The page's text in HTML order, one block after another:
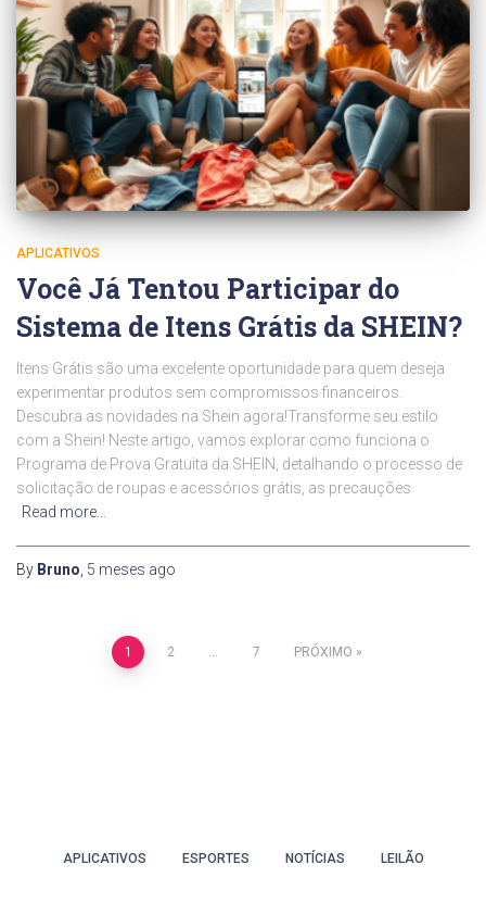
APLICATIVOS
Você Já Tentou Participar do
Sistema de Itens Grátis da SHEIN?
Itens Grátis são uma excelente oportunidade para quem deseja
experimentar produtos sem compromissos financeiros.
Descubra as novidades na Shein agora!Transforme seu estilo
com a Shein! Neste artigo, vamos explorar como funciona o
Programa de Prova Gratuita da SHEIN, detalhando o processo de
solicitação de roupas e acessórios grátis, as precauções
Read more…
By Bruno 5 meses ago
Paginação
1 2 7 PRÓXIMO
APLICATIVOS ESPORTES NOTÍCIAS LEILÃO